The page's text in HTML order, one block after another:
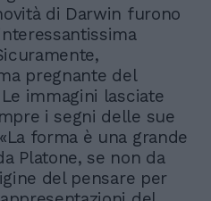
di Darwin furono
pregnante del
immagini lasciate
i segni delle sue
forma è una grande
Platone, se non da
del pensare per